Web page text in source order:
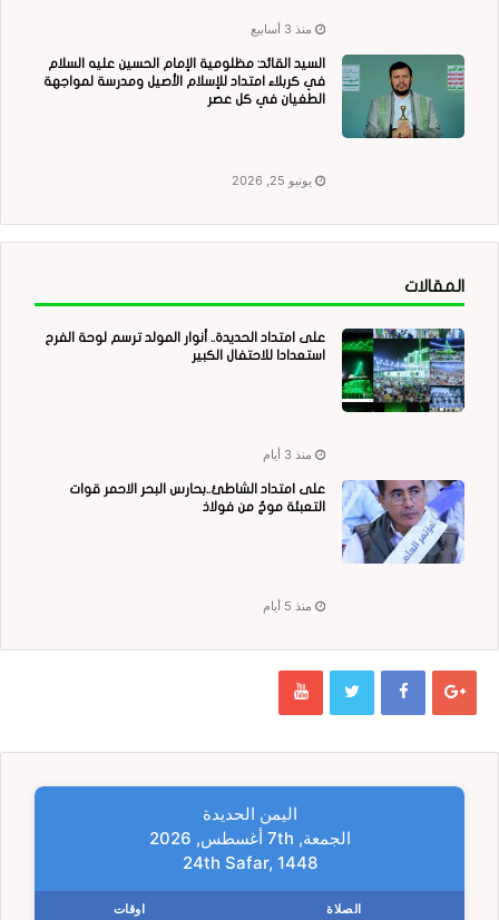
منذ 3 أسابيع
السيد القائد: مظلومية الإمام الحسين عليه السلام
في كربلاء امتداد للإسلام الأصيل ومدرسة لمواجهة
الطغيان في كل عصر
يونيو 25, 2026
المقالات
على امتداد الحديدة.. أنوار المولد ترسم لوحة الفرح
استعدادا للاحتفال الكبير
منذ 3 أيام
على امتداد الشاطئ..بحارس البحر الاحمر قوات
التعبئة موجٌ من فولاذ
منذ 5 أيام
اليمن الحديدة
الجمعة, 7th أغسطس, 2026
24th Safar, 1448
الصلاة اوقات